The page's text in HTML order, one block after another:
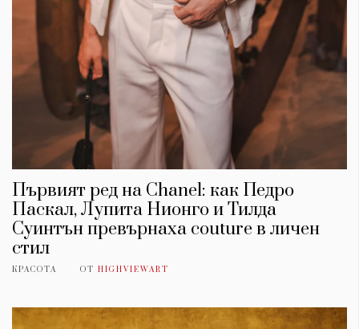
Първият ред на Chanel: как Педро
Паскал, Лупита Нионго и Тилда
Суинтън превърнаха couture в личен
стил
КРАСОТА ОТ HIGHVIEWART